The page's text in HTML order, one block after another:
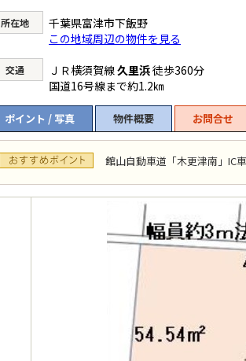
所在地 千葉県富津市下飯野
この地域周辺の物件を見る
交通 ＪＲ横須賀線久里浜徒歩360分
国道16号線まで約1.2㎞
ポイント / 写真 物件概要 お問合せ
館山自動車道「木更津南」IC